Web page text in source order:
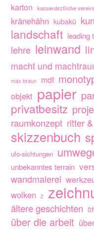
karton kassenärztliche
kränehähn kubakü
landschaft leading
lehre leinwand
macht und
max braun mdf
objekt papier
privatbesitz
raumkonzept ritter
skizzenbuch
ufo-sichtungen
unbekanntes terrain
wandmalerei
wolken z
ältere geschichten
über die arbeit